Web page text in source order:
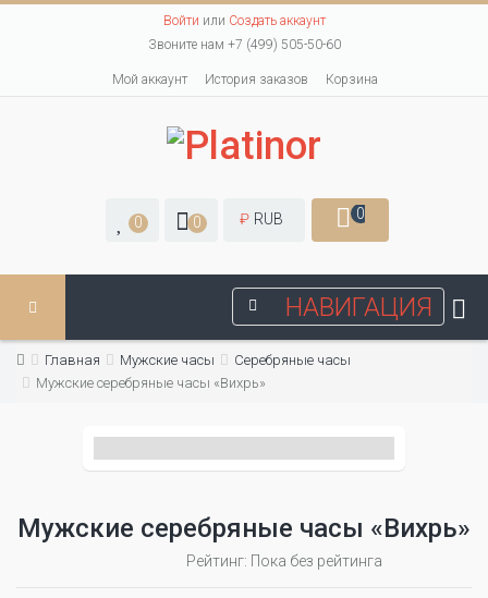
Войти или Создать аккаунт
Звоните нам +7 (499) 505-50-60
Мой аккаунт История заказов Корзина
0 0 ₽ RUB 0
НАВИГАЦИЯ
Главная Мужские часы
Серебряные часы
Мужские серебряные часы «Вихрь»
Мужские серебряные часы «Вихрь»
Рейтинг: Пока без рейтинга